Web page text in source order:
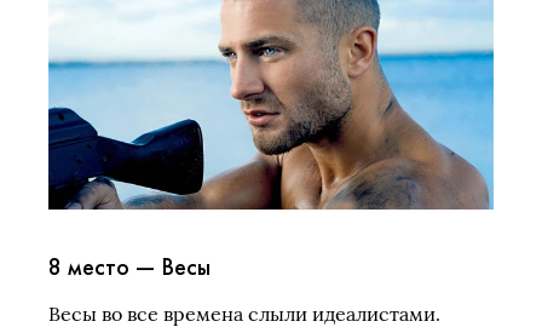
8 место — Весы
Весы во все времена слыли идеалистами.